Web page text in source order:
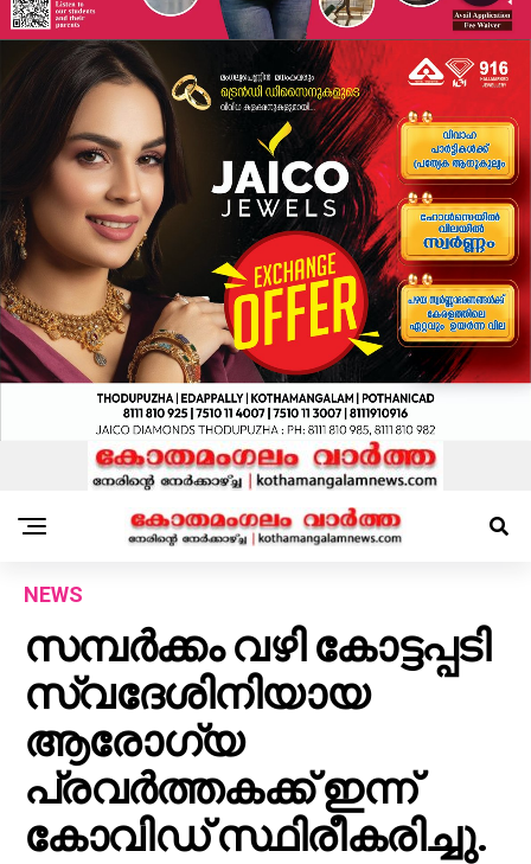
NEWS
സമ്പർക്കം വഴി കോട്ടപ്പടി
സ്വദേശിനിയായ
ആരോഗ്യ
പ്രവർത്തകക്ക് ഇന്ന്
കോവിഡ് സ്ഥിരീകരിച്ചു.